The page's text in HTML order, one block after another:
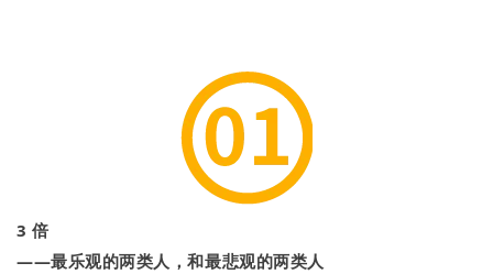
3倍
——最乐观的两类人，和最悲观的两类人